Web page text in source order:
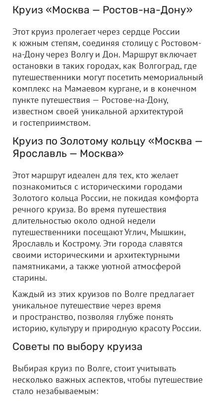
Круиз «Москва — Ростов-на-Дону»
Этот круиз пролегает через сердце России
к южным степям, соединяя столицу с Ростовом-
на-Дону через Волгу и Дон. Маршрут включает
остановки в таких городах, как Волгоград, где
путешественники могут посетить мемориальный
комплекс на Мамаевом кургане, и в конечном
пункте путешествия — Ростове-на-Дону,
известном своей уникальной архитектурой
и гостеприимством.
Круиз по Золотому кольцу «Москва —
Ярославль — Москва»
Этот маршрут идеален для тех, кто желает
познакомиться с историческими городами
Золотого кольца России, не покидая комфорта
речного круиза. Во время путешествия
длительностью около одной недели
путешественники посещают Углич, Мышкин,
Ярославль и Кострому. Эти города славятся
своими историческими и архитектурными
памятниками, а также уютной атмосферой
старины.
Каждый из этих круизов по Волге предлагает
уникальное путешествие через время
и пространство, позволяя глубже понять
историю, культуру и природную красоту России.
Советы по выбору круиза
Выбирая круиз по Волге, стоит учитывать
несколько важных аспектов, чтобы путешествие
стало незабываемым: